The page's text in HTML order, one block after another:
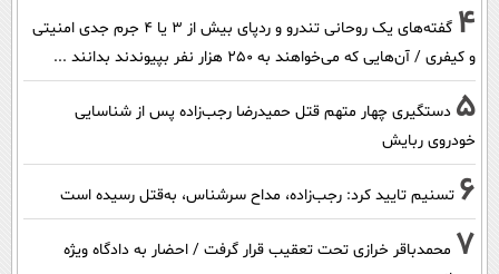
4
گفته‌های یک روحانی تندرو و ردپای بیش از ۳ یا ۴ جرم جدی امنیتی
و کیفری / آن‌هایی که می‌خواهند به ۲۵۰ هزار نفر بپیوندند بدانند ...
5 دستگیری چهار متهم قتل حمیدرضا رجب‌زاده پس از شناسایی
خودروی ربایش
6 تسنیم تایید کرد: رجب‌زاده، مداح سرشناس، به‌قتل رسیده است
7 محمدباقر خرازی تحت تعقیب قرار گرفت / احضار به دادگاه ویژه